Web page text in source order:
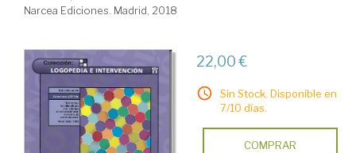
Narcea Ediciones. Madrid, 2018
22,00 €
Sin Stock. Disponible en
7/10 días.
COMPRAR